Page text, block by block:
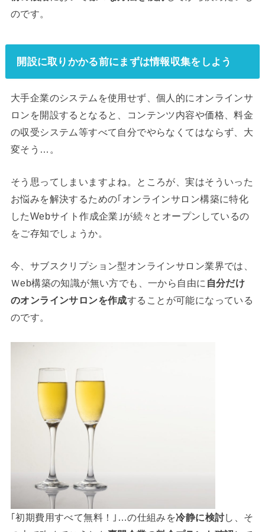
のです。
開設に取りかかる前にまずは情報収集をしよう
大手企業のシステムを使用せず、個人的にオンラインサ
ロンを開設するとなると、コンテンツ内容や価格、料金
の収受システム等すべて自分でやらなくてはならず、大
変そう…。
そう思ってしまいますよね。ところが、実はそういった
お悩みを解決するための｢オンラインサロン構築に特化
したWebサイト作成企業｣が続々とオープンしているの
をご存知でしょうか。
今、サブスクリプション型オンラインサロン業界では、
Ｗeb構築の知識が無い方でも、一から自由に 自分だけ
のオンラインサロンを作成することが可能になっている
のです。
｢初期費用すべて無料！｣…の仕組みを冷静に検討し、そ